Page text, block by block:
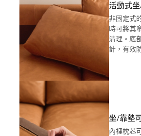
活動式
非固定式
時可將其
清理。底
計，有效
坐/靠墊
內裡枕芯